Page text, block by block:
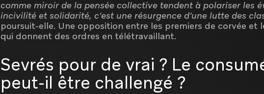
comme miroir de la pensée collective tendent à polariser les
incivilité et solidarité, c’est une résurgence d’une lutte des
poursuit-elle. Une opposition entre les premiers de corvée et
qui donnent des ordres en télétravaillant.
Sevrés pour de vrai ? Le
peut-il être challengé ?